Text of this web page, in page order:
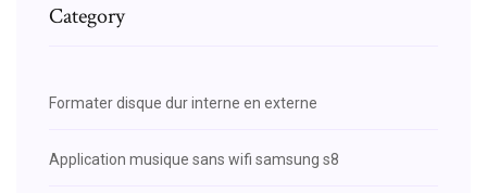
Category
Formater disque dur interne en externe
Application musique sans wifi samsung s8